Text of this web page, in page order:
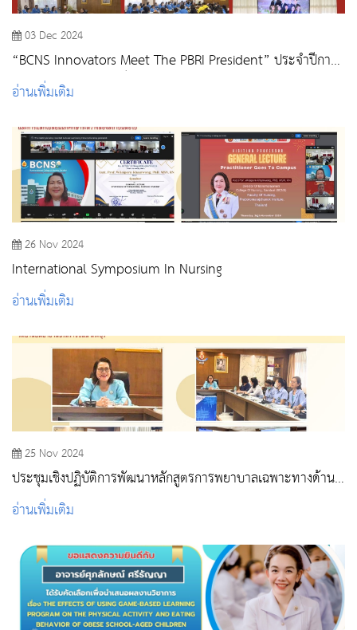
03 Dec 2024
“BCNS Innovators Meet The PBRI President” ประจำปีการ
ศึกษา 2567 : อาจารย์และบุคลากรสายสนับสนุน
อ่านเพิ่มเติม
26 Nov 2024
International Symposium In Nursing
อ่านเพิ่มเติม
25 Nov 2024
ประชุมเชิงปฏิบัติการพัฒนาหลักสูตรการพยาบาลเฉพาะทางด้าน
การพยาบาลผู้ป่วยแบบประคับประคอง (Short Course Training
Program In Palliative Nursing)
อ่านเพิ่มเติม